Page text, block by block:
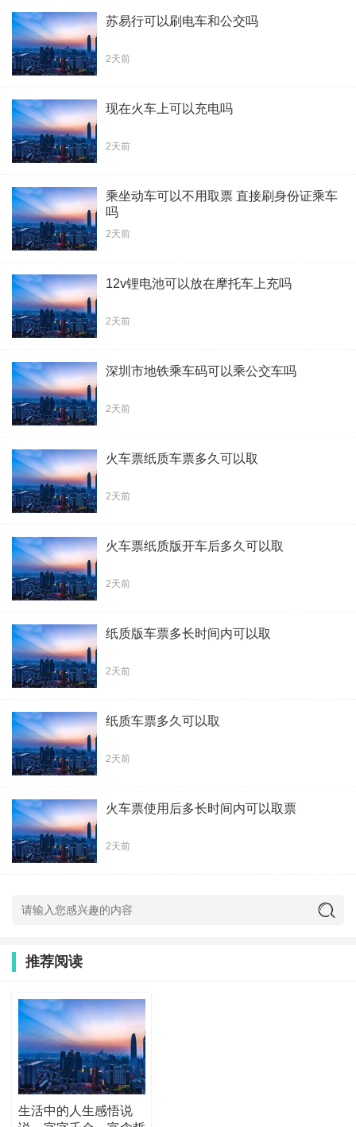
苏易行可以刷电车和公交吗
2天前
现在火车上可以充电吗
2天前
乘坐动车可以不用取票 直接刷身份证乘车
吗
2天前
12v锂电池可以放在摩托车上充吗
2天前
深圳市地铁乘车码可以乘公交车吗
2天前
火车票纸质车票多久可以取
2天前
火车票纸质版开车后多久可以取
2天前
纸质版车票多长时间内可以取
2天前
纸质车票多久可以取
2天前
火车票使用后多长时间内可以取票
2天前
推荐阅读
生活中的人生感悟说